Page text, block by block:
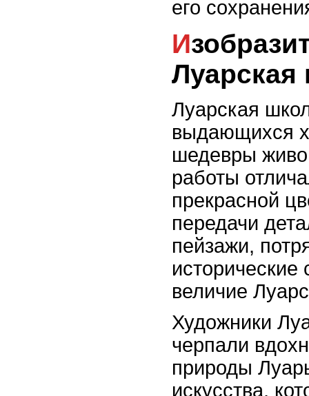
его
Изобразительное искусство и
Луарская
Луарская
выдающихся
шедевры
работы
прекрасной
передачи
пейзажи,
величие
Художники
черпали
природы
искусства,